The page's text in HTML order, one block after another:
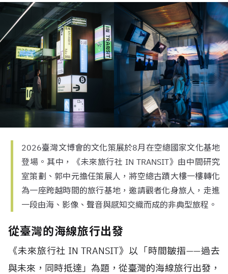
登場。其中，《未來旅行社 IN TRANSIT》由中間研究
室策劃、郭中元擔任策展人，將空總古蹟大樓一樓轉化
為一座跨越時間的旅行基地，邀請觀者化身旅人，走進
一段由海、影像、聲音與感知交織而成的非典型旅程。
《未來旅行社 IN TRANSIT》以「時間皺摺——過去
與未來，同時抵達」為題，從臺灣的海線旅行出發，